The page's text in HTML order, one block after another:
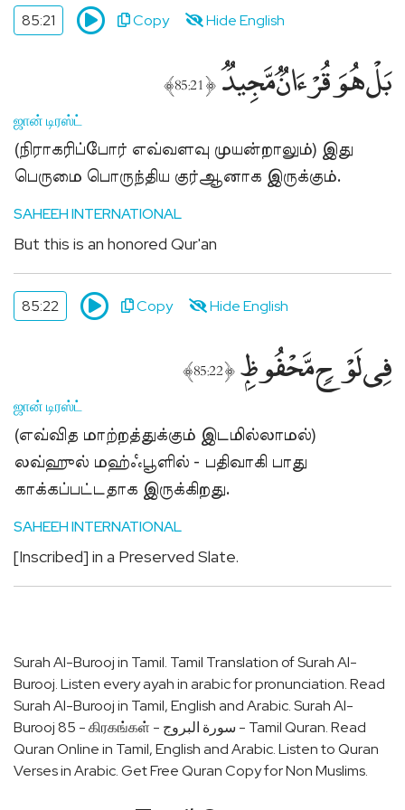
85:21 Copy Hide English
بَلْ هُوَ قُرْءَانٌۭ مَّجِيدٌۭ﴿85:21﴾
ஜான் டிரஸ்ட்
(நிராகரிப்போர் எவ்வளவு முயன்றாலும்) இது
பெருமை பொருந்திய குர்ஆனாக இருக்கும்.
SAHEEH INTERNATIONAL
But this is an honored Qur'an
85:22 Copy Hide English
فِى لَوْحٍۢ مَّحْفُوظٍۭ﴿85:22﴾
ஜான் டிரஸ்ட்
(எவ்வித மாற்றத்துக்கும் இடமில்லாமல்)
லவ்ஹுல் மஹ்ஃபூளில் - பதிவாகி பாது
காக்கப்பட்டதாக இருக்கிறது.
SAHEEH INTERNATIONAL
[Inscribed] in a Preserved Slate.
Surah Al-Burooj in Tamil. Tamil Translation of Surah Al-
Burooj. Listen every ayah in arabic for pronunciation. Read
Surah Al-Burooj in Tamil, English and Arabic. Surah Al-
Burooj 85 - கிரகங்கள் - سورة البروج - Tamil Quran. Read
Quran Online in Tamil, English and Arabic. Listen to Quran
Verses in Arabic. Get Free Quran Copy for Non Muslims.